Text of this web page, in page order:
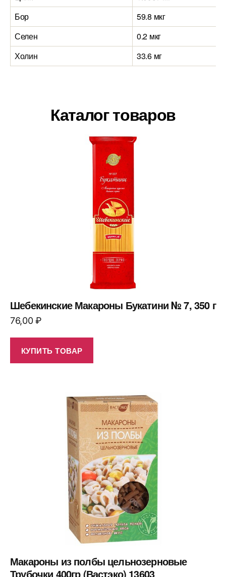
Бор
59.8 мкг
Селен
0.2 мкг
Холин
33.6 мг
Каталог товаров
Шебекинские Макароны Букатини № 7, 350 г
76,00₽
КУПИТЬ ТОВАР
Макароны из полбы цельнозерновые
Трубочки 400гр (Вастэко) 13603